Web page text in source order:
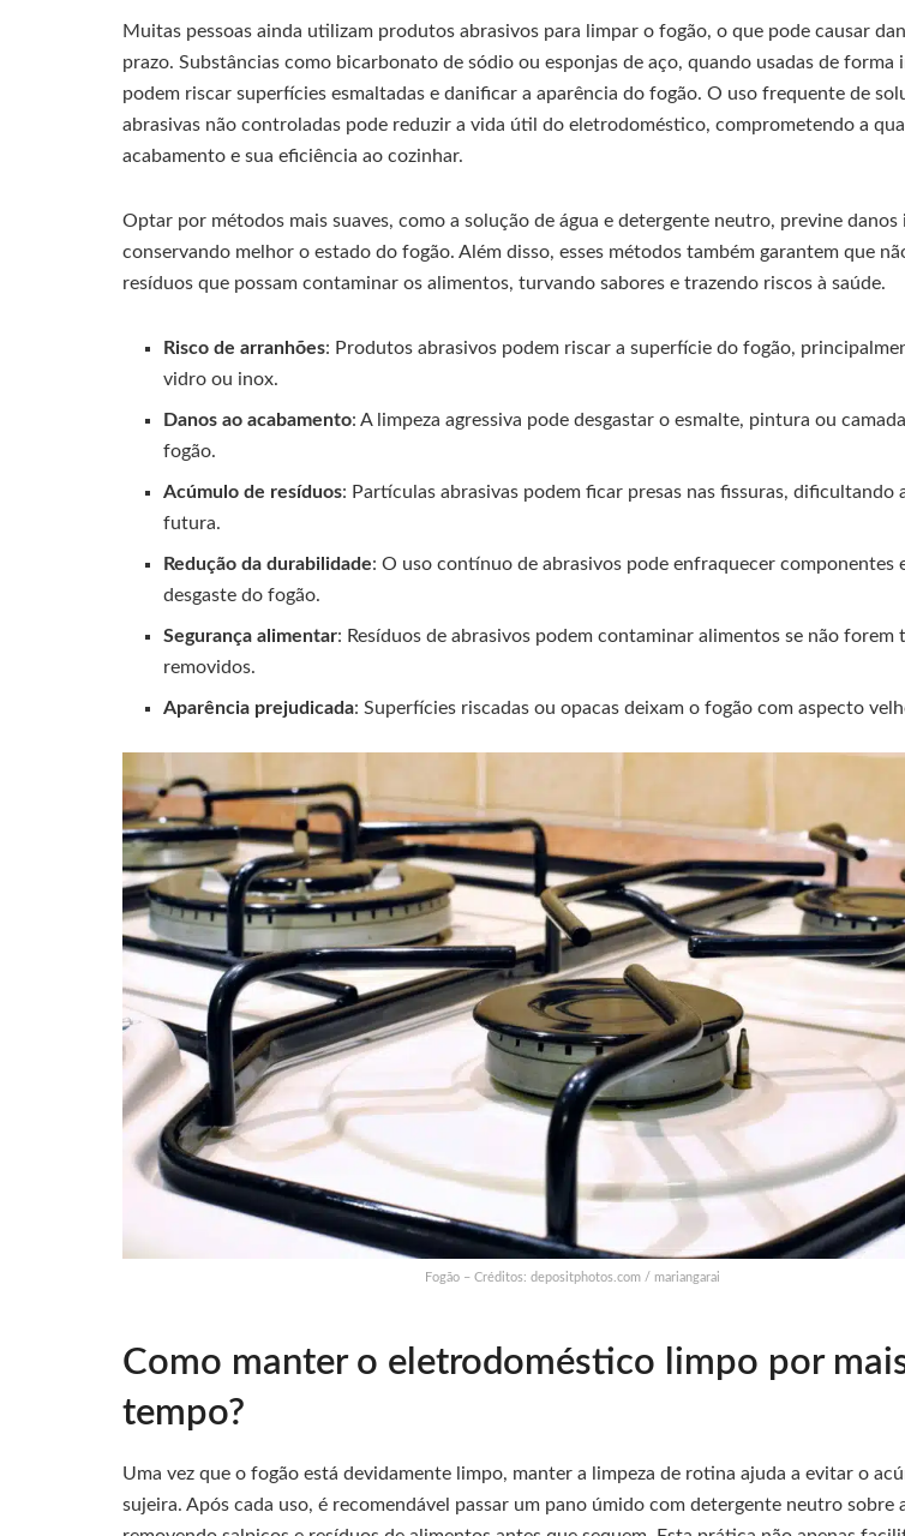
Muitas pessoas ainda utilizam produtos abrasivos para limpar o fogão, o que pode causar
prazo. Substâncias como bicarbonato de sódio ou esponjas de aço, quando usadas de forma
podem riscar superfícies esmaltadas e danificar a aparência do fogão. O uso frequente de
abrasivas não controladas pode reduzir a vida útil do eletrodoméstico, comprometendo a
acabamento e sua eficiência ao cozinhar.
Optar por métodos mais suaves, como a solução de água e detergente neutro, previne danos
conservando melhor o estado do fogão. Além disso, esses métodos também garantem que
resíduos que possam contaminar os alimentos, turvando sabores e trazendo riscos à saúde.
Risco de arranhões: Produtos abrasivos podem riscar a superfície do fogão,
vidro ou inox.
Danos ao acabamento: A limpeza agressiva pode desgastar o esmalte, pintura ou
fogão.
Acúmulo de resíduos: Partículas abrasivas podem ficar presas nas fissuras, dificultando
futura.
Redução da durabilidade: O uso contínuo de abrasivos pode enfraquecer componentes
desgaste do fogão.
Segurança alimentar: Resíduos de abrasivos podem contaminar alimentos se não forem
removidos.
Aparência prejudicada: Superfícies riscadas ou opacas deixam o fogão com aspecto
Fogão – Créditos: depositphotos.com / mariangarai
Como manter o eletrodoméstico limpo por
tempo?
Uma vez que o fogão está devidamente limpo, manter a limpeza de rotina ajuda a evitar o
sujeira. Após cada uso, é recomendável passar um pano úmido com detergente neutro sobre